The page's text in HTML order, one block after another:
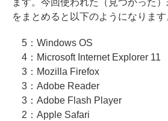
ます。今回使われた（見つかった
をまとめると以下のようになります
5：Windows OS
4：Microsoft Internet Explorer 11
3：Mozilla Firefox
3：Adobe Reader
3：Adobe Flash Player
2：Apple Safari